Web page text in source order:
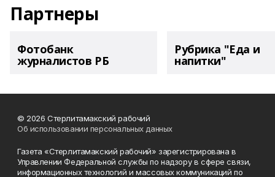
Партнеры
Фотобанк
журналистов РБ
Рубрика "Еда и
напитки"
© 2026 Стерлитамакский рабочий
Об использовании персональных данных
Газета «Стерлитамакский рабочий» зарегистрирована в
Управлении Федеральной службы по надзору в сфере связи,
информационных технологий и массовых коммуникаций по